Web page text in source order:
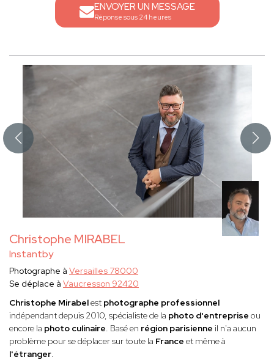
ENVOYER UN MESSAGE
Réponse sous 24 heures
Christophe MIRABEL
Instantby
Photographe à Versailles 78000
Se déplace à Vaucresson 92420
Christophe Mirabelest photographe professionnel
indépendantdepuis 2010, spécialiste de la photo d'entreprise ou
encore la photo culinaire. Basé en région parisienne il n'a aucun
problème pour se déplacer sur toute la France et même à
l'étranger.